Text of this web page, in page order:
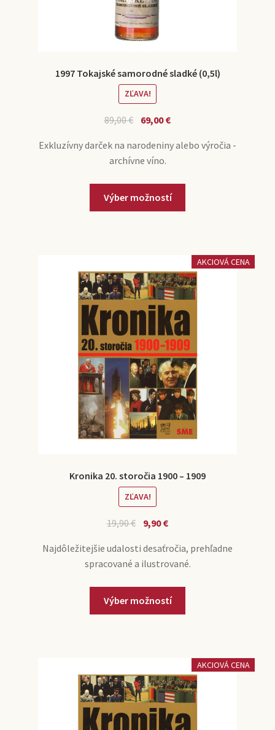
1997 Tokajské samorodné sladké (0,5l)
ZĽAVA!
89,00€ 69,00€
Exkluzívny darček na narodeniny alebo výročia -
archívne víno.
Výber možností
AKCIOVÁ CENA
Kronika 20. storočia 1900 – 1909
ZĽAVA!
19,90€ 9,90€
Najdôležitejšie udalosti desaťročia, prehľadne
spracované a ilustrované.
Výber možností
AKCIOVÁ CENA